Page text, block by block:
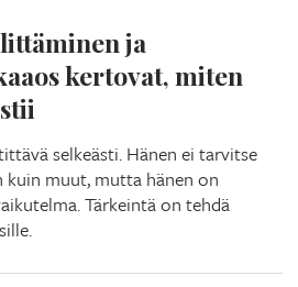
ja
kertovat, miten
selkeästi. Hänen ei tarvitse
kuin muut, mutta hänen on
Tärkeintä on tehdä